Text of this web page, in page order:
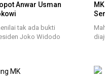
Anwar Usman
tak ada bukti
Joko Widodo